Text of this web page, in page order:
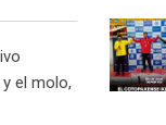
el molo,